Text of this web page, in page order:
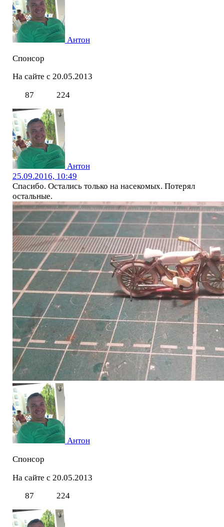
Антон
Спонсор
На сайте с 20.05.2013
87
224
Антон
25.09.2016, 10:49
Спасибо. Остались только на насекомых. Потерял
остальные.
Антон
Спонсор
На сайте с 20.05.2013
87
224